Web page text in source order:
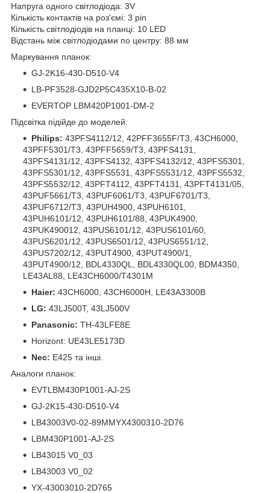
Напруга одного світлодіода: 3V
Кількість контактів на роз'ємі: 3 pin
Кількість світлодіодів на планці: 10 LED
Відстань між світлодіодами по центру: 88 мм
Маркування планок:
GJ-2K16-430-D510-V4
LB-PF3528-GJD2P5C435X10-B-02
EVERTOP LBM420P1001-DM-2
Підсвітка підійде до моделей:
Philips: 43PFS4112/12, 42PFF3655F/T3, 43CH6000,
43PFF5301/T3, 43PFF5659/T3, 43PFS4131,
43PFS4131/12, 43PFS4132, 43PFS4132/12, 43PFS5301,
43PFS5301/12, 43PFS5531, 43PFS5531/12, 43PFS5532,
43PFS5532/12, 43PFT4112, 43PFT4131, 43PFT4131/05,
43PUF5661/T3, 43PUF6061/T3, 43PUF6701/T3,
43PUF6712/T3, 43PUH4900, 43PUH6101,
43PUH6101/12, 43PUH6101/88, 43PUK4900,
43PUK490012, 43PUS6101/12, 43PUS6101/60,
43PUS6201/12, 43PUS6501/12, 43PUS6551/12,
43PUS7202/12, 43PUT4900, 43PUT4900/1,
43PUT4900/12, BDL4330QL, BDL4330QL00, BDM4350,
LE43AL88, LE43CH6000/T4301M
Haier: 43CH6000, 43CH6000H, LE43A3300B
LG: 43LJ500T, 43LJ500V
Panasonic: TH-43LFE8E
Horizont: UE43LE5173D
Nec: E425 та інші.
Аналоги планок:
EVTLBM430P1001-AJ-2S
GJ-2K15-430-D510-V4
LB43003V0-02-89MMYX4300310-2D76
LBM430P1001-AJ-2S
LB43015 V0_03
LB43003 V0_02
YX-43003010-2D765